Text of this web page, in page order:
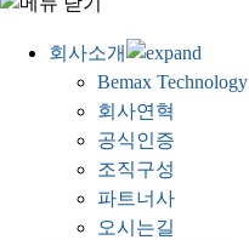
회사소개
Bemax Technology
회사연혁
공식인증
조직구성
파트너사
오시는길